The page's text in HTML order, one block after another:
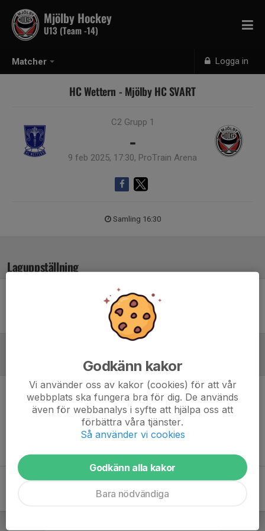
Matcher Logga in
Mjölby Hockey
U13 (Team -14)
HC Wettern - Mjölby HC SVART
C2 Grupp 1
-
9 feb 2025, 17:30, ProTrain Arena
Samling 16:30
Laguppställning
Ingen uppställning ifylld
Inget referat skrivet
Godkänn kakor
Vi använder oss av kakor (cookies) för att vår
webbplats ska fungera bra för dig. De används
även för webbanalys i syfte att hjälpa oss att
förbättra våra tjänster.
Så använder vi cookies
Godkänn alla kakor
Bara nödvändiga